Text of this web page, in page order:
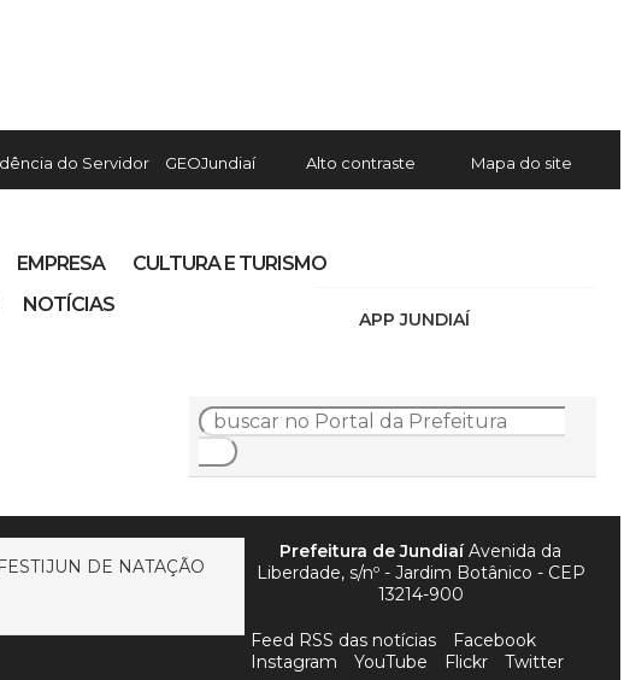
do Servidor GEOJundiaí Alto contraste Mapa do site
APP JUNDIAÍ
EMPRESA
CULTURA E TURISMO
NOTÍCIAS
DE NATAÇÃO
Prefeitura de JundiaíAvenida da
Liberdade, s/nº - Jardim Botânico - CEP
13214-900
Feed RSS das notícias
Facebook
Instagram
YouTube Flickr Twitter